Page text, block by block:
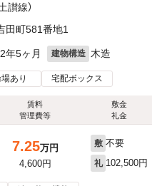
讃線）
田町581番地1
2年5ヶ月 建物構造 木造
あり 宅配ボックス
賃料
管理費等
敷金
礼金
7.25万円
4,600円
敷 不要
礼 102,500円